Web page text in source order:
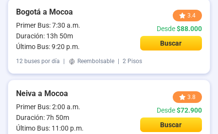
Bogotá a Mocoa
Primer Bus: 7:30 a.m.
Duración: 13h 50m
Último Bus: 9:20 p.m.
3.4
Desde$88.000
Buscar
12 buses por día Reembolsable 2 Pisos
Neiva a Mocoa
Primer Bus: 2:00 a.m.
Duración: 7h 50m
Último Bus: 11:00 p.m.
3.8
Desde$72.900
Buscar